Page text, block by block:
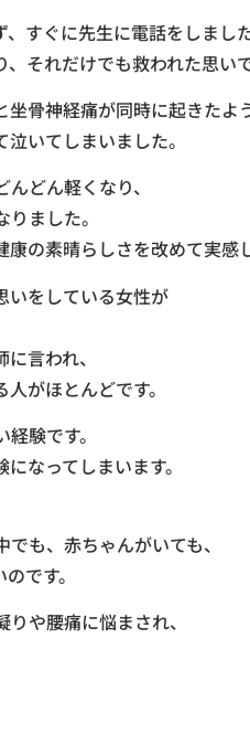
すぐに先生に電話をしました
それだけでも救われた思い
骨神経痛が同時に起きたよ
いてしまいました。
どん軽くなり、
ました。
の素晴らしさを改めて実感
いをしている女性が
言われ、
がほとんどです。
験です。
なってしまいます。
も、赤ちゃんがいても、
です。
や腰痛に悩まされ、